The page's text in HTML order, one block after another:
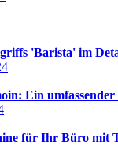
'Barista' im
Ein umfassender
für Ihr Büro mit